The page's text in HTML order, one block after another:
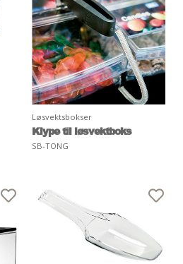
Løsvektsbokser
Klype til løsvektboks
SB-TONG